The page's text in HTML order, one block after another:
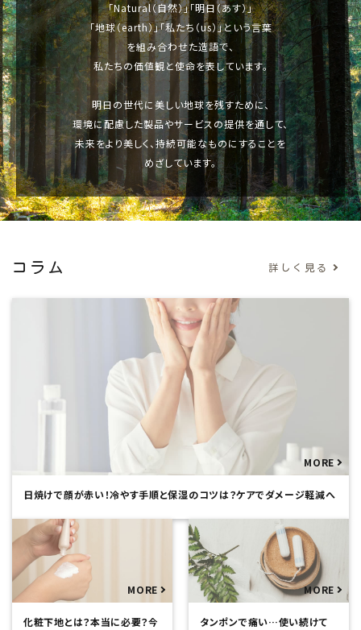
「Natural（自然）」「明日（あす）」
「地球（earth）」「私たち（us）」という言葉
を組み合わせた造語で、
私たちの価値観と使命を表しています。
明日の世代に美しい地球を残すために、
環境に配慮した製品やサービスの提供を通して、
未来をより美しく、持続可能なものにすることを
めざしています。
コラム 詳しく見る
日焼けで顔が赤い！冷やす手順と保湿のコツは？ケアでダメージ軽減へ
化粧下地とは？本当に必要？今
タンポンで痛い…使い続けて